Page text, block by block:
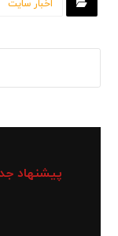
اخبار سایت
پیشنهاد